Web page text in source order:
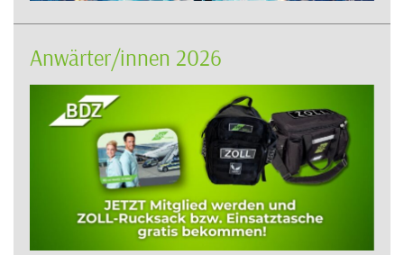
Anwärter/innen 2026